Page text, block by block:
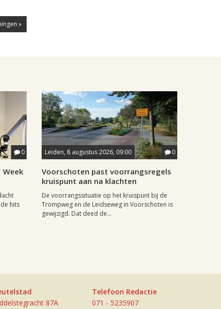
»
0
Week
hits
Leiden, 8 augustus 2026, 09:00 0
Voorschoten past voorrangsregels
kruispunt aan na klachten
De voorrangssituatie op het kruispunt bij de
Trompweg en de Leidseweg in Voorschoten is
gewijzigd. Dat deed de...
87A
Telefoon Redactie
071 - 5235907